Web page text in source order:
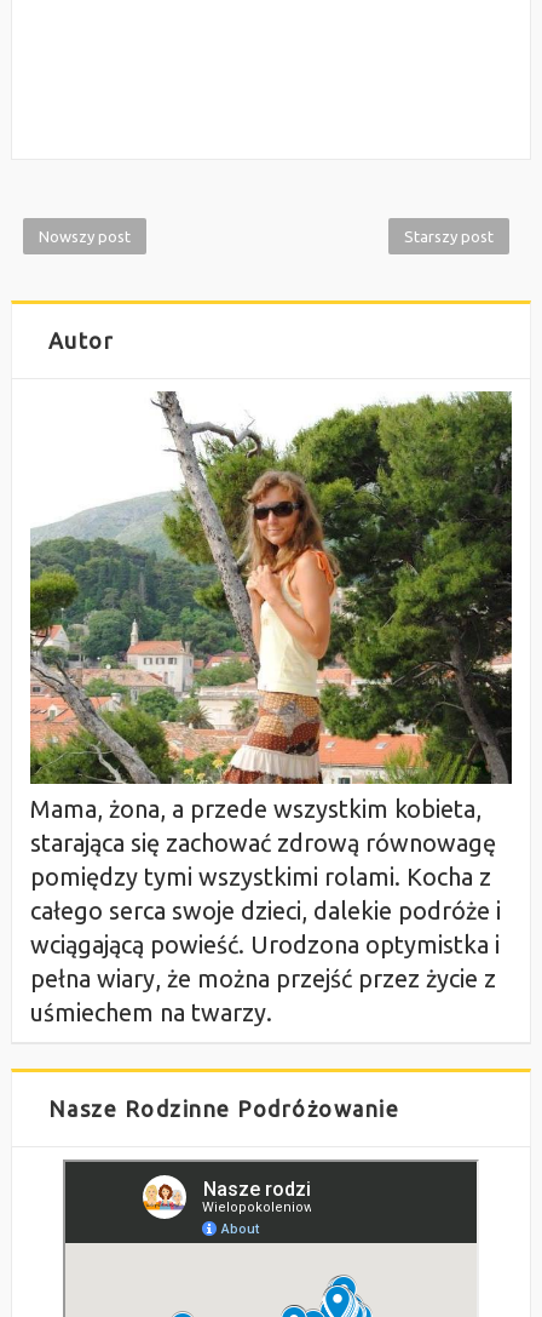
Nowszy post Starszy post
Autor
Mama, żona, a przede wszystkim kobieta,
starająca się zachować zdrową równowagę
pomiędzy tymi wszystkimi rolami. Kocha z
całego serca swoje dzieci, dalekie podróże i
wciągającą powieść. Urodzona optymistka i
pełna wiary, że można przejść przez życie z
uśmiechem na twarzy.
Nasze Rodzinne Podróżowanie